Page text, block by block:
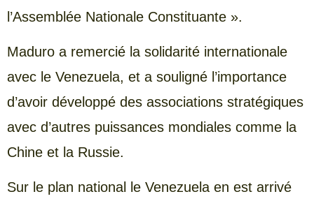
l’Assemblée Nationale Constituante ».
Maduro a remercié la solidarité internationale
avec le Venezuela, et a souligné l’importance
d’avoir développé des associations stratégiques
avec d’autres puissances mondiales comme la
Chine et la Russie.
Sur le plan national le Venezuela en est arrivé